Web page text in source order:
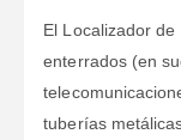
El Localizador
enterrados (en
tuberías